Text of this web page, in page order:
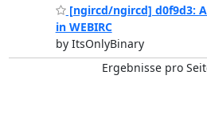
[ngircd/ngircd] d0f9d3:
in WEBIRC
by ItsOnlyBinary
Ergebnisse pro